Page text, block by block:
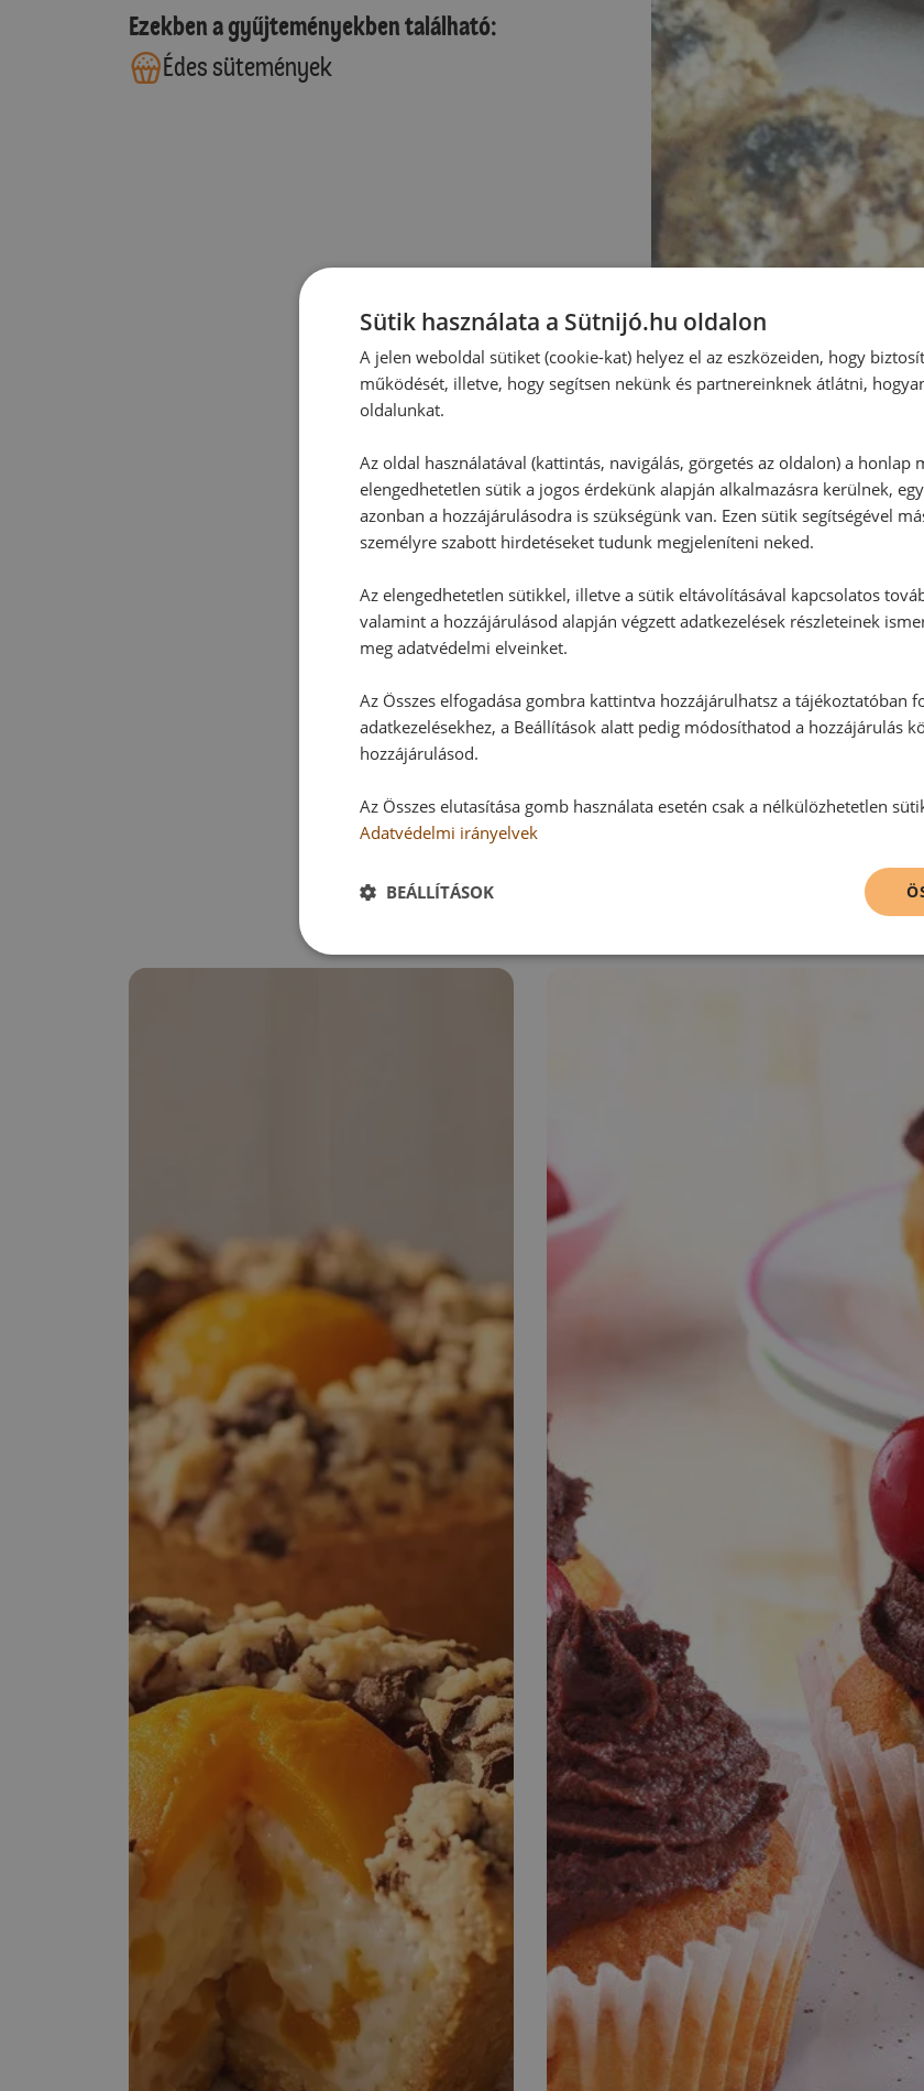
Ezekben a gyűjteményekben található:
Édes sütemények
Hozzászólások
Ehhez a recepthez még nem
Hozzászólás írása
RECEPTAJÁNLÓ
Sütik használata a Sütnijó.hu oldalon
A jelen weboldal sütiket (cookie-kat) helyez el az eszközeiden, hogy
működését, illetve, hogy segítsen nekünk és partnereinknek átlátni,
oldalunkat.
Az oldal használatával (kattintás, navigálás, görgetés az oldalon) a honlap
elengedhetetlen sütik a jogos érdekünk alapján alkalmazásra kerülnek,
azonban a hozzájárulásodra is szükségünk van. Ezen sütik segítségével
személyre szabott hirdetéseket tudunk megjeleníteni neked.
Az elengedhetetlen sütikkel, illetve a sütik eltávolításával kapcsolatos
valamint a hozzájárulásod alapján végzett adatkezelések részleteinek
meg adatvédelmi elveinket.
Az Összes elfogadása gombra kattintva hozzájárulhatsz a tájékoztatóban
adatkezelésekhez, a Beállítások alatt pedig módosíthatod a hozzájárulás
hozzájárulásod.
Az Összes elutasítása gomb használata esetén csak a nélkülözhetetlen
Adatvédelmi irányelvek
BEÁLLÍTÁSOK